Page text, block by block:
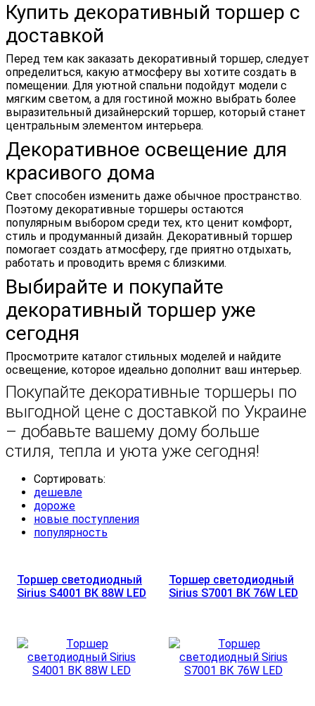
Купить декоративный торшер с
доставкой
Перед тем как заказать декоративный торшер, следует
определиться, какую атмосферу вы хотите создать в
помещении. Для уютной спальни подойдут модели с
мягким светом, а для гостиной можно выбрать более
выразительный дизайнерский торшер, который станет
центральным элементом интерьера.
Декоративное освещение для
красивого дома
Свет способен изменить даже обычное пространство.
Поэтому декоративные торшеры остаются
популярным выбором среди тех, кто ценит комфорт,
стиль и продуманный дизайн. Декоративный торшер
помогает создать атмосферу, где приятно отдыхать,
работать и проводить время с близкими.
Выбирайте и покупайте
декоративный торшер уже
сегодня
Просмотрите каталог стильных моделей и найдите
освещение, которое идеально дополнит ваш интерьер.
Покупайте декоративные торшеры по
выгодной цене с доставкой по Украине
– добавьте вашему дому больше
стиля, тепла и уюта уже сегодня!
Сортировать:
дешевле
дороже
новые поступления
популярность
Торшер светодиодный
Sirius S4001 ВК 88W LED
Торшер светодиодный
Sirius S7001 ВК 76W LED